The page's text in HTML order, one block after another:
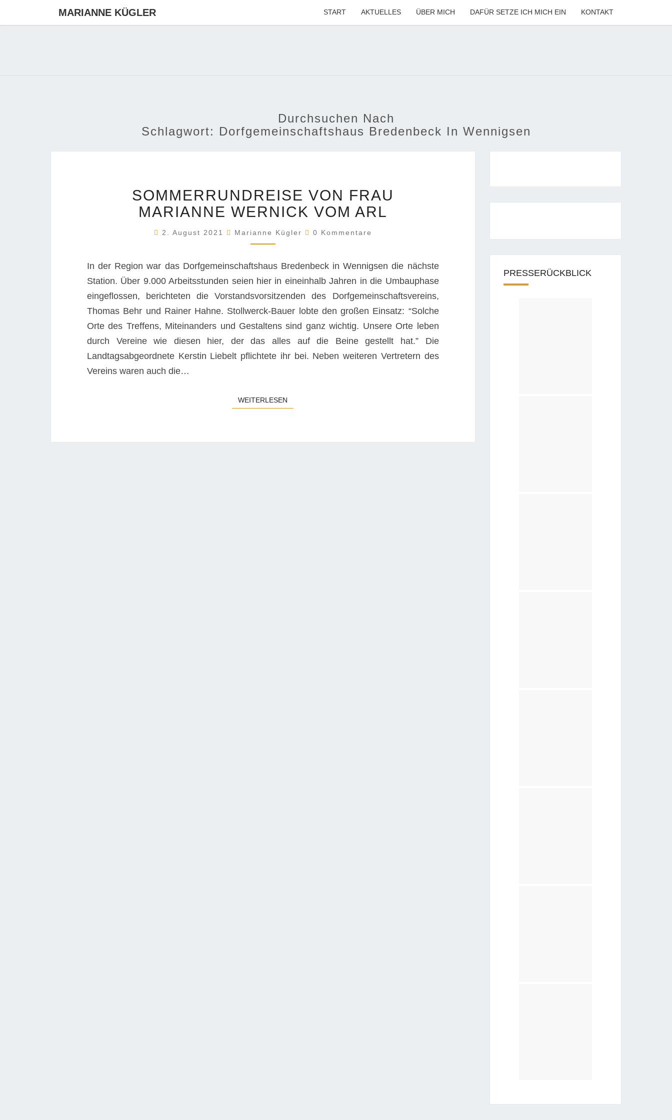
MARIANNE KÜGLER START AKTUELLES ÜBER MICH DAFÜR SETZE ICH MICH EIN KONTAKT
Durchsuchen Nach
Schlagwort: Dorfgemeinschaftshaus Bredenbeck In Wennigsen
VON
FRAU
MARIANNE
WERNICK
VOM
SOMMERRUNDREISE VON FRAU
MARIANNE WERNICK VOM ARL
2. August 2021 Marianne Kügler Kommentare
0 Kommentare
In der Region war das Dorfgemeinschaftshaus Bredenbeck in Wennigsen die nächste
Station. Über 9.000 Arbeitsstunden seien hier in eineinhalb Jahren in die Umbauphase
eingeflossen, berichteten die Vorstandsvorsitzenden des Dorfgemeinschaftsvereins,
Thomas Behr und Rainer Hahne. Stollwerck-Bauer lobte den großen Einsatz: “Solche
Orte des Treffens, Miteinanders und Gestaltens sind ganz wichtig. Unsere Orte leben
durch Vereine wie diesen hier, der das alles auf die Beine gestellt hat.” Die
Landtagsabgeordnete Kerstin Liebelt pflichtete ihr bei. Neben weiteren Vertretern des
Vereins waren auch die…
WEITERLESEN
PRESSERÜCKBLICK